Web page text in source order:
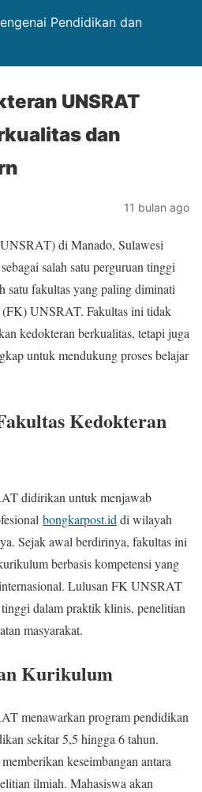
Pendidikan dan
UNSRAT
dan
11 bulan ago
di Manado, Sulawesi
sebagai salah satu perguruan tinggi
satu fakultas yang paling diminati
(FK) UNSRAT. Fakultas ini tidak
kedokteran berkualitas, tetapi juga
untuk mendukung proses belajar
Kedokteran
didirikan untuk menjawab
bongkarpost.id di wilayah
Sejak awal berdirinya, fakultas ini
berbasis kompetensi yang
Lulusan FK UNSRAT
dalam praktik klinis, penelitian
masyarakat.
Kurikulum
menawarkan program pendidikan
sekitar 5,5 hingga 6 tahun.
keseimbangan antara
ilmiah. Mahasiswa akan